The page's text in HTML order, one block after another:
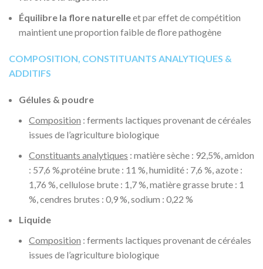
Équilibre la flore naturelleet par effet de compétition
maintient une proportion faible de flore pathogène
COMPOSITION, CONSTITUANTS ANALYTIQUES &
ADDITIFS
Gélules & poudre
Composition : ferments lactiques provenant de céréales
issues de l’agriculture biologique
Constituants analytiques : matière sèche : 92,5%, amidon
: 57,6 %,protéine brute : 11 %, humidité : 7,6 %, azote :
1,76 %, cellulose brute : 1,7 %, matière grasse brute : 1
%, cendres brutes : 0,9 %, sodium : 0,22 %
Liquide
Composition : ferments lactiques provenant de céréales
issues de l’agriculture biologique